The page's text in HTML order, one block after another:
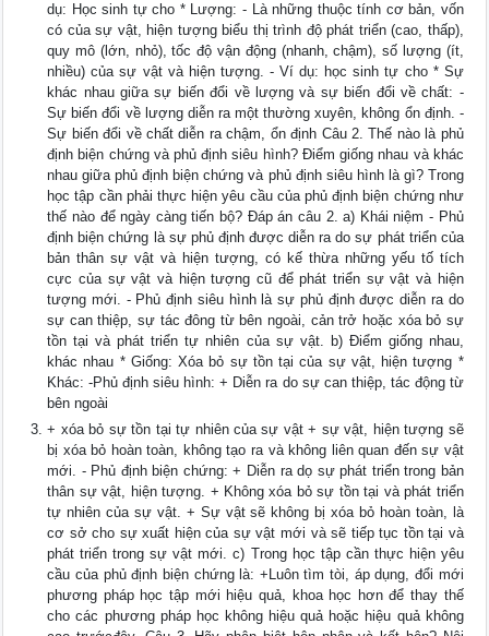
dụ: Học sinh tự cho * Lượng: - Là những thuộc tính cơ bản, vốn
có của sự vật, hiện tượng biểu thị trình độ phát triển (cao, thấp),
quy mô (lớn, nhỏ), tốc độ vận động (nhanh, chậm), số lượng (ít,
nhiều) của sự vật và hiện tượng. - Ví dụ: học sinh tự cho * Sự
khác nhau giữa sự biến đổi về lượng và sự biến đổi về chất: -
Sự biến đổi về lượng diễn ra một thường xuyên, không ổn định. -
Sự biến đổi về chất diễn ra chậm, ổn định Câu 2. Thế nào là phủ
định biện chứng và phủ định siêu hình? Điểm giống nhau và khác
nhau giữa phủ định biện chứng và phủ định siêu hình là gì? Trong
học tập cần phải thực hiện yêu cầu của phủ định biện chứng như
thế nào để ngày càng tiến bộ? Đáp án câu 2. a) Khái niệm - Phủ
định biện chứng là sự phủ định được diễn ra do sự phát triển của
bản thân sự vật và hiện tượng, có kế thừa những yếu tố tích
cực của sự vật và hiện tượng cũ để phát triển sự vật và hiện
tượng mới. - Phủ định siêu hình là sự phủ định được diễn ra do
sự can thiệp, sự tác đông từ bên ngoài, cản trở hoặc xóa bỏ sự
tồn tại và phát triển tự nhiên của sự vật. b) Điểm giống nhau,
khác nhau * Giống: Xóa bỏ sự tồn tại của sự vật, hiện tượng *
Khác: -Phủ định siêu hình: + Diễn ra do sự can thiệp, tác động từ
bên ngoài
+ xóa bỏ sự tồn tại tự nhiên của sự vật + sự vật, hiện tượng sẽ
bị xóa bỏ hoàn toàn, không tạo ra và không liên quan đến sự vật
mới. - Phủ định biện chứng: + Diễn ra dọ sự phát triển trong bản
thân sự vật, hiện tượng. + Không xóa bỏ sự tồn tại và phát triển
tự nhiên của sự vật. + Sự vật sẽ không bị xóa bỏ hoàn toàn, là
cơ sở cho sự xuất hiện của sự vật mới và sẽ tiếp tục tồn tại và
phát triển trong sự vật mới. c) Trong học tập cần thực hiện yêu
cầu của phủ định biện chứng là: +Luôn tìm tòi, áp dụng, đổi mới
phương pháp học tập mới hiệu quả, khoa học hơn để thay thế
cho các phương pháp học không hiệu quả hoặc hiệu quả không